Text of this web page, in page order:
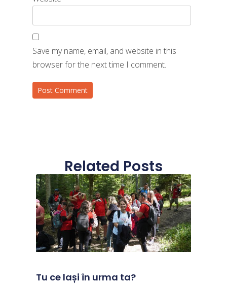
Save my name, email, and website in this
browser for the next time I comment.
Related Posts
Tu ce lași în urma ta?